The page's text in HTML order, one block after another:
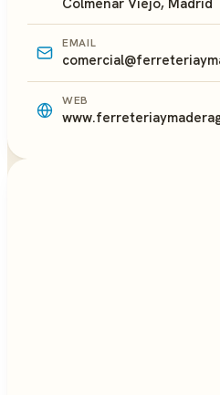
Colmenar Viejo, Madrid
EMAIL
WEB